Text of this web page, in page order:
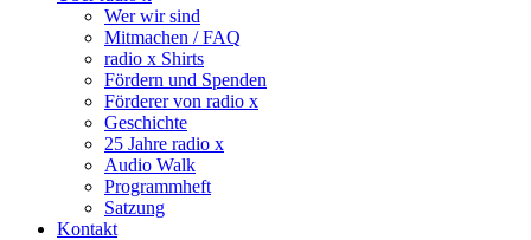
Wer wir sind
Mitmachen / FAQ
radio x Shirts
Fördern und Spenden
Förderer von radio x
Geschichte
25 Jahre radio x
Audio Walk
Programmheft
Satzung
Kontakt